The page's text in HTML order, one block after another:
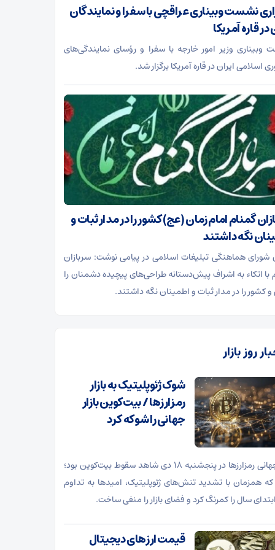
نشست وبیناری عراقچی با سفرا و نمایندگان
در قاره آمریکا
وزیر امور خارجه با سفرا و رؤسای نمایندگی‌های
اسلامی ایران در قاره آمریکا برگزار شد.
گمنام امام زمان (عج) کشور را در مدار ثبات و
نگه داشتند
هماهنگی تبلیغات اسلامی در پیامی نوشت: سربازان
با اتکاء به اشراف پیش‌دستانه طراحی‌های پیچیده دشمنان را
کشور را در مدار ثبات و اطمینان نگه داشتند.
روز بازار
شوک ژئوپلیتیک به بازار
رمزارزها / بیت‌کوین بازار
جهانی را شوکه کرد
بازار جهانی رمزارزها در پنجشنبه ۱۸ دی شاهد سقوط بیت‌کوین بود؛
همزمان با تشدید تنش‌های ژئوپلیتیک، امیدها به تداوم
سال را کمرنگ کرد و فضای بازار را منفی ساخت.
قیمت ارز‌های دیجیتال